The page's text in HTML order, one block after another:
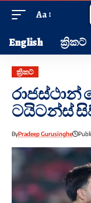
Aa
English ක්‍රිකට්
ක්‍රිකට්
රාජස්ථාන්
ටයිටන්ස්
ByPradeep Gurusinghe